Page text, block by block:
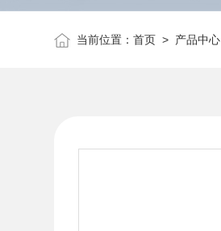
当前位置：首页 > 产品中心